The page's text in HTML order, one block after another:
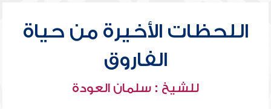
اللحظات الأخيرة من حياة
الفاروق
للشيخ : سلمان العودة